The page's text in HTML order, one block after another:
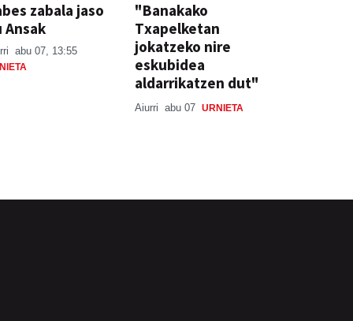
zabala jaso
Ansak
abu 07, 13:55
"Banakako
Txapelketan
jokatzeko nire
eskubidea
aldarrikatzen dut"
Aiurri abu 07 URNIETA